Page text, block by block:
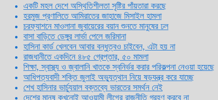
একটি মহল দেশে অস্থিতিশীলতা সৃষ্টির পাঁয়তারা করছে
হরমুজ প্রণালিতে আমিরাতের জাহাজে মিসাইল হামলা
চরফ্যাশনে মাওলানা জুবায়েরের বয়ান শুনতে মানুষের ঢল
বাসা বাড়িতে ডেঙ্গুর লার্ভা পেলে জরিমানা
হাসিনা কার্ড খেলবেন আবার বন্ধুত্বও চাইবেন, এটা হয় না
রাজধানীতে একদিনে ৪৮৫ গ্রেপ্তার, ৫০ মামলা
শিক্ষা, স্বাস্থ্য ও জ্বালানি খাতকে স্বনির্ভর করার পরিকল্পনা নেওয়া হয়েছে
আধিপত্যবাদী শক্তি জুলাই অভ্যুত্থান নিয়ে ষড়যন্ত্র করে যাচ্ছে
শেখ হাসিনার ভার্চ্যুয়াল বক্তব্যে ভারতের সমর্থন নেই
দেশের মানুষ কখনোই আওয়ামী লীগের রাজনীতি গ্রহণ করবে না